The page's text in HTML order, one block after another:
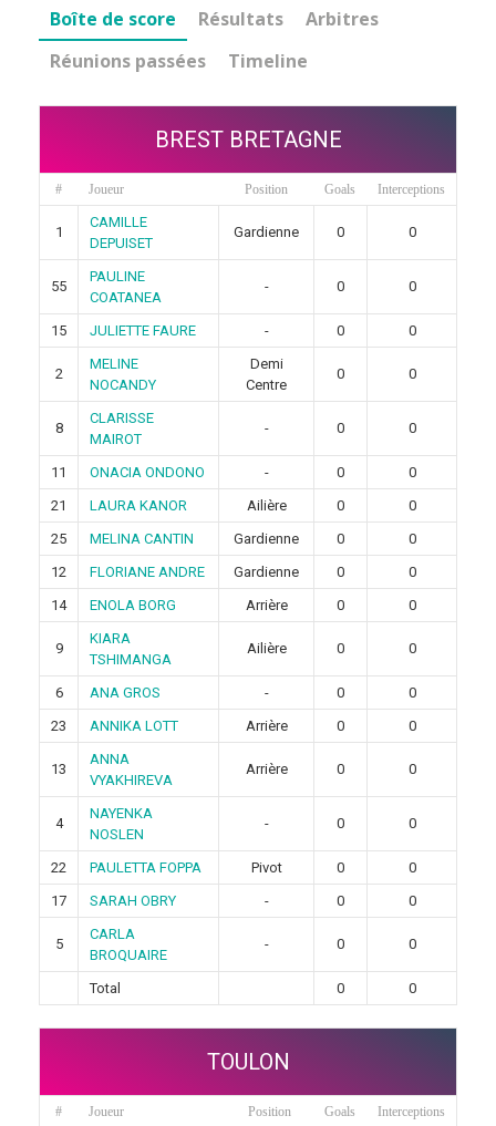
Boîte de score Résultats
Arbitres
Réunions passées
Timeline
BREST BRETAGNE
# Joueur Position Goals Interceptions
1
CAMILLE
DEPUISET
Gardienne 0 0
55
PAULINE
COATANEA
- 0 0
15 JULIETTE FAURE - 0 0
2
MELINE
NOCANDY
Demi
Centre
0 0
8
CLARISSE
MAIROT
- 0 0
11 ONACIA ONDONO - 0
0
21
LAURA KANOR Ailière 0
0
25
MELINA CANTIN Gardienne 0
0
12
FLORIANE ANDRE Gardienne 0
0
14
ENOLA BORG Arrière 0 0
9
KIARA
TSHIMANGA
Ailière 0 0
6 ANA GROS - 0
0
23
ANNIKA LOTT Arrière 0 0
13
ANNA
VYAKHIREVA
Arrière 0 0
4
NAYENKA
NOSLEN
- 0 0
22 PAULETTA FOPPA Pivot 0
0
17
SARAH OBRY - 0 0
5
CARLA
BROQUAIRE
- 0 0
Total 0 0
TOULON
# Joueur Position Goals Interceptions